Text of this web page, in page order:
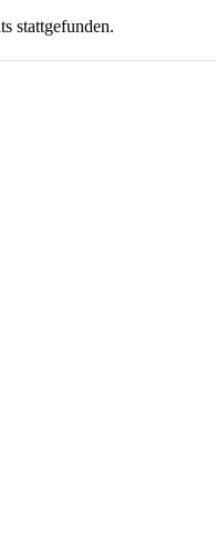
stattgefunden.